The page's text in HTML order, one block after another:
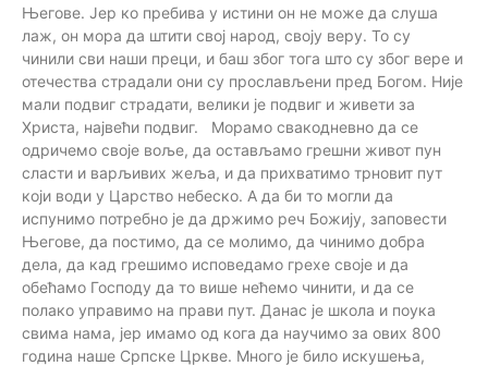
Његове. Јер ко пребива у истини он не може да слуша
лаж, он мора да штити свој народ, своју веру. То су
чинили сви наши преци, и баш због тога што су због вере и
отечества страдали они су прослављени пред Богом. Није
мали подвиг страдати, велики је подвиг и живети за
Христа, највећи подвиг. Морамо свакодневно да се
одричемо своје воље, да остављамо грешни живот пун
сласти и варљивих жеља, и да прихватимо трновит пут
који води у Царство небеско. А да би то могли да
испунимо потребно је да држимо реч Божију, заповести
Његове, да постимо, да се молимо, да чинимо добра
дела, да кад грешимо исповедамо грехе своје и да
обећамо Господу да то више нећемо чинити, и да се
полако управимо на прави пут. Данас је школа и поука
свима нама, јер имамо од кога да научимо за ових 800
година наше Српске Цркве. Много је било искушења,